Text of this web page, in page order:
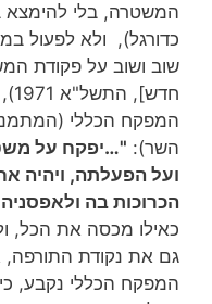
המשטרה, בלי להימצא
כדורגל), ולא לפעול
שוב ושוב על פקודת
המפקח הכללי
השר): "…יפקח על
ועל הפעלתה, ויהיה
הכרוכות בה
כאילו מכסה את הכל,
גם את נקודת
המפקח הכללי נקבע,